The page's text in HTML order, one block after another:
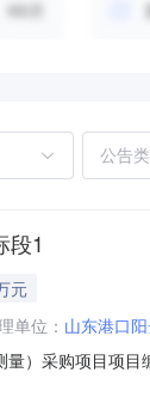
段1
元
单位： 山东港口
）采购项目项